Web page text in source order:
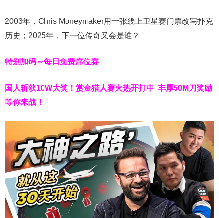
2003年，Chris Moneymaker用一张线上卫星赛门票改写扑克
历史；2025年，下一位传奇又会是谁？
特别加码～每日免费席位赛
国人斩获10W大奖！ 赏金猎人赛火热开打中 丰厚50M刀奖励
等你来战！